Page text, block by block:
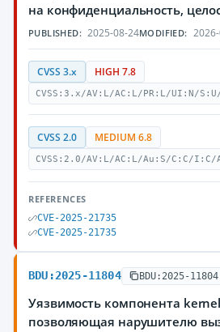
на конфиденциальность,
PUBLISHED: 2025-08-24MODIFIED:
CVSS 3.x HIGH 7.8
CVSS:3.x/AV:L/AC:L/PR:L/UI:N/
CVSS 2.0 MEDIUM 6.8
CVSS:2.0/AV:L/AC:L/Au:S/C:C/I:C/
REFERENCES
CVE-2025-21735
CVE-2025-21735
BDU:2025-11804 BDU:2025-11804
Уязвимость компонента
позволяющая нарушителю